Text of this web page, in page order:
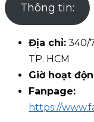
Thông tin:
Địa chỉ: 340/
TP. HCM
Giờ hoạt
Fanpage:
https://